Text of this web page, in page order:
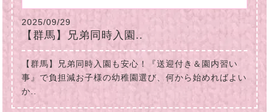
2025/09/29
【群馬】兄弟同時入園..
【群馬】兄弟同時入園も安心！『送迎付き＆園内習い
事』で負担減お子様の幼稚園選び、何から始めればよい
か..